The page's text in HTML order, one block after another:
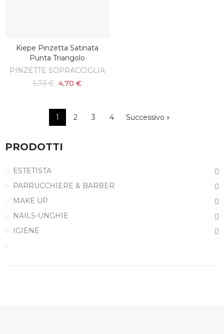
AGGIUNGI AL CARRELLO
Kiepe Pinzetta Satinata
Punta Triangolo
PINZETTE SOPRACCIGLIA
5,73 € 4,70 €
1 2 3 4 Successivo »
PRODOTTI
ESTETISTA
PARRUCCHIERE & BARBER
MAKE UP
NAILS-UNGHIE
IGIENE